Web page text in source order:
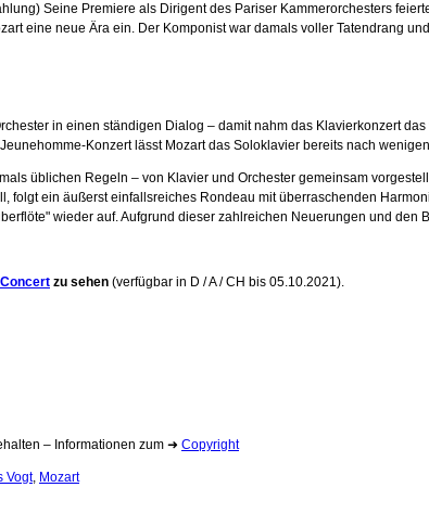
Seine Premiere als Dirigent des Pariser Kammerorchesters
eine neue Ära ein. Der Komponist war damals voller Tatendrang
in einen ständigen Dialog – damit nahm das Klavierkonzert
Konzert lässt Mozart das Soloklavier bereits nach
üblichen Regeln – von Klavier und Orchester gemeinsam
folgt ein äußerst einfallsreiches Rondeau mit überraschenden
wieder auf. Aufgrund dieser zahlreichen Neuerungen und
zu sehen (verfügbar in D / A / CH bis 05.10.2021).
– Informationen zum ➜ Copyright
Vogt, Mozart